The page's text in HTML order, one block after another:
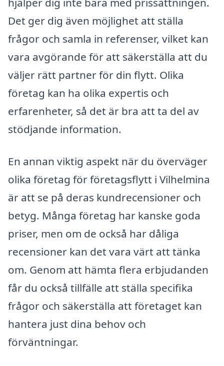
Det ger dig även möjlighet att ställa
frågor och samla in referenser, vilket kan
vara avgörande för att säkerställa att du
väljer rätt partner för din flytt. Olika
företag kan ha olika expertis och
erfarenheter, så det är bra att ta del av
stödjande information.
En annan viktig aspekt när du överväger
olika företag för företagsflytt i Vilhelmina
är att se på deras kundrecensioner och
betyg. Många företag har kanske goda
priser, men om de också har dåliga
recensioner kan det vara värt att tänka
om. Genom att hämta flera erbjudanden
får du också tillfälle att ställa specifika
frågor och säkerställa att företaget kan
hantera just dina behov och
förväntningar.